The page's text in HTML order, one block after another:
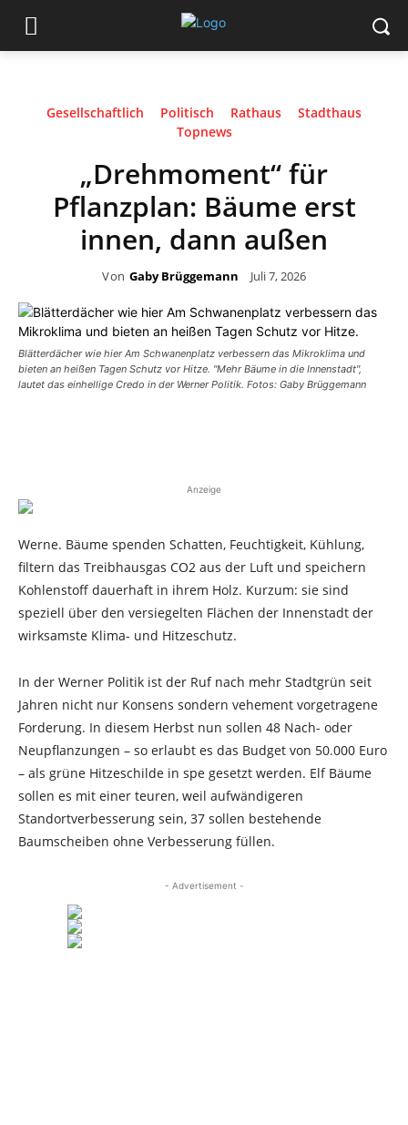
Gesellschaftlich Politisch Rathaus
Stadthaus
Topnews
„Drehmoment“ für
Pflanzplan: Bäume erst
innen, dann außen
Von Gaby Brüggemann Juli 7, 2026
Blätterdächer wie hier Am Schwanenplatz verbessern das Mikroklima und
bieten an heißen Tagen Schutz vor Hitze. "Mehr Bäume in die Innenstadt",
lautet das einhellige Credo in der Werner Politik. Fotos: Gaby Brüggemann
Anzeige
Werne. Bäume spenden Schatten, Feuchtigkeit, Kühlung,
filtern das Treibhausgas CO2 aus der Luft und speichern
Kohlenstoff dauerhaft in ihrem Holz. Kurzum: sie sind
speziell über den versiegelten Flächen der Innenstadt der
wirksamste Klima- und Hitzeschutz.
In der Werner Politik ist der Ruf nach mehr Stadtgrün seit
Jahren nicht nur Konsens sondern vehement vorgetragene
Forderung. In diesem Herbst nun sollen 48 Nach- oder
Neupflanzungen – so erlaubt es das Budget von 50.000 Euro
– als grüne Hitzeschilde in spe gesetzt werden. Elf Bäume
sollen es mit einer teuren, weil aufwändigeren
Standortverbesserung sein, 37 sollen bestehende
Baumscheiben ohne Verbesserung füllen.
- Advertisement -